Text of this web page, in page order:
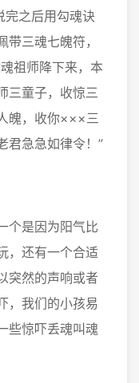
之后用勾魂诀
三魂七魄符，
祖师降下来，本
三童子，收惊三
魄，收你×××三
君急急如律令！”
是因为阳气比
，还有一个合适
突然的声响或者
，我们的小孩易
些惊吓丢魂叫魂